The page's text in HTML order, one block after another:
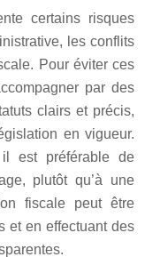
certains risques
les conflits
Pour éviter ces
par des
clairs et précis,
en vigueur.
est préférable de
plutôt qu’à une
fiscale peut être
et en effectuant des